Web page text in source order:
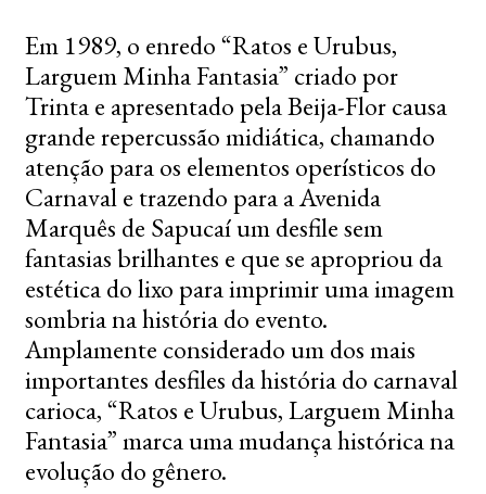
Em 1989, o enredo “Ratos e Urubus,
Larguem Minha Fantasia” criado por
Trinta e apresentado pela Beija-Flor causa
grande repercussão midiática, chamando
atenção para os elementos operísticos do
Carnaval e trazendo para a Avenida
Marquês de Sapucaí um desfile sem
fantasias brilhantes e que se apropriou da
estética do lixo para imprimir uma imagem
sombria na história do evento.
Amplamente considerado um dos mais
importantes desfiles da história do carnaval
carioca, “Ratos e Urubus, Larguem Minha
Fantasia” marca uma mudança histórica na
evolução do gênero.